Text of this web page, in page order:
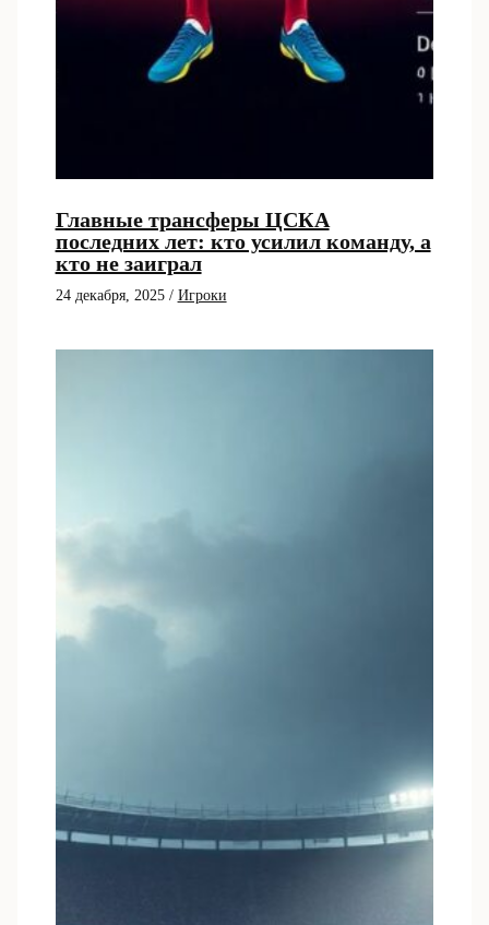
Главные трансферы ЦСКА
последних лет: кто усилил команду, а
кто не заиграл
24 декабря, 2025 / Игроки